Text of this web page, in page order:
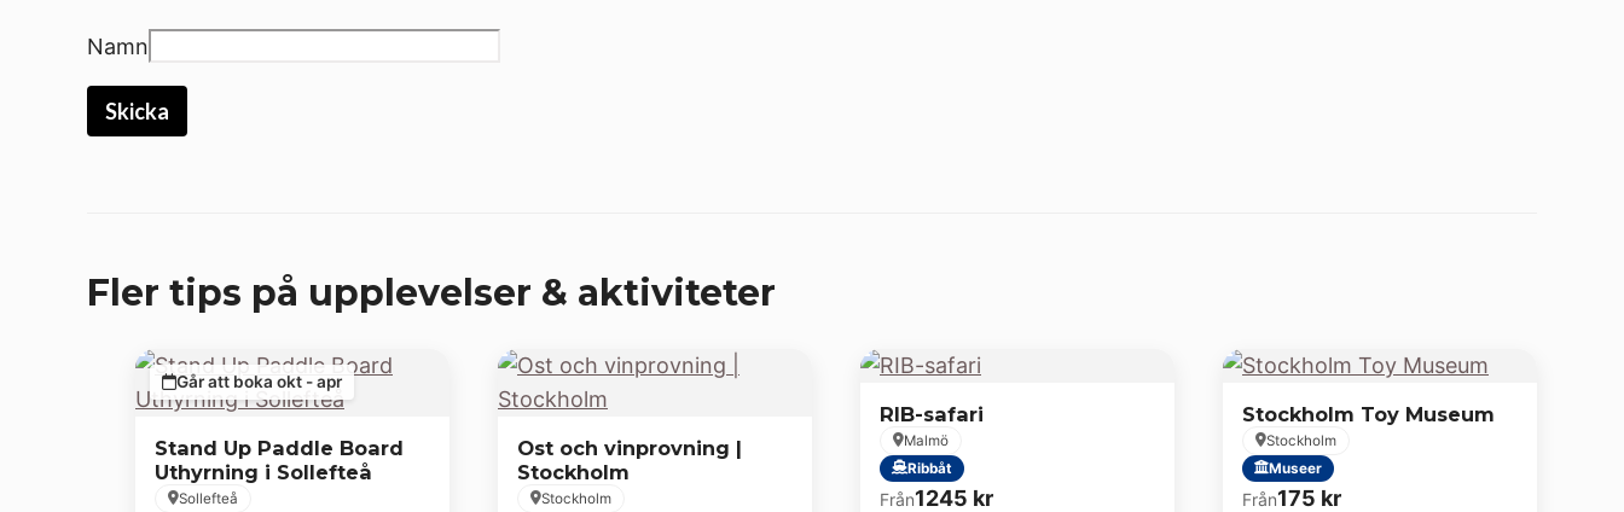
Namn
Fler tips på upplevelser & aktiviteter
Går att boka okt - apr
Stand Up Paddle Board
Uthyrning i Sollefteå
Sollefteå
Ost och vinprovning |
Stockholm
Stockholm
RIB-safari
Malmö
Ribbåt
Från1245 kr
Stockholm Toy Museum
Stockholm
Museer
Från175 kr